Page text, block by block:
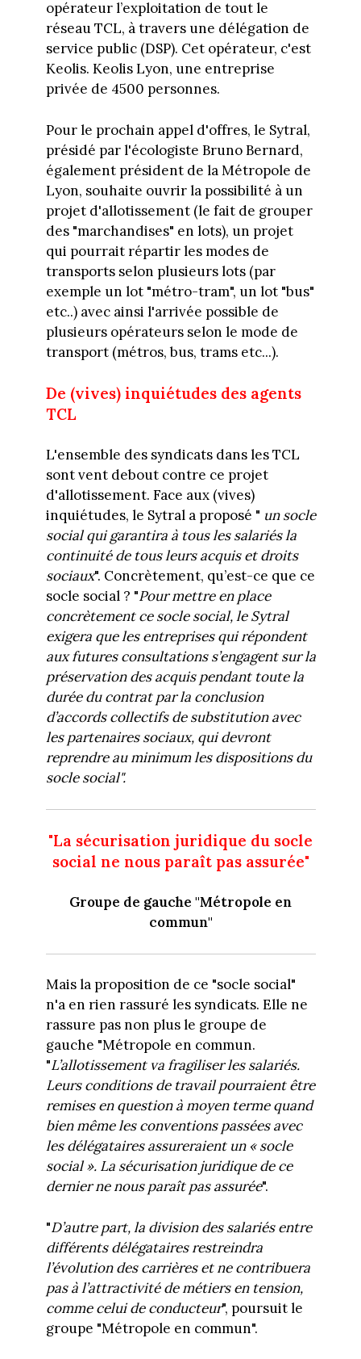
opérateur l’exploitation de tout le
réseau TCL, àtravers une délégation de
service public (DSP). Cet opérateur, c'est
Keolis. Keolis Lyon, une entreprise
privée de 4500 personnes.
Pour le prochain appel d'offres, le Sytral,
présidé par l'écologiste Bruno Bernard,
également président de la Métropole de
Lyon, souhaite ouvrir la possibilité à un
projet d'allotissement (le fait de grouper
des "marchandises" en lots), un projet
qui pourrait répartir les modes de
transports selon plusieurs lots (par
exemple un lot "métro-tram", un lot "bus"
etc..) avec ainsi l'arrivée possible de
plusieurs opérateurs selon le mode de
transport (métros, bus, trams etc...).
De (vives) inquiétudes des agents
TCL
L'ensemble des syndicats dans les TCL
sont vent debout contre ce projet
d'allotissement. Face aux (vives)
inquiétudes, le Sytral a proposé " un socle
social qui garantira à tous les salariés la
continuité de tous leurs acquis et droits
sociaux". Concrètement, qu’est-ce que ce
socle social ? "Pour mettre en place
concrètement ce socle social, le Sytral
exigera que les entreprises qui répondent
aux futures consultations s’engagent sur la
préservation des acquis pendant toute la
durée du contrat par la conclusion
d’accords collectifs de substitution avec
les partenaires sociaux, qui devront
reprendre au minimum les dispositions du
socle social".
"La sécurisation juridique du socle
social ne nous paraît pas assurée"
Groupe de gauche "Métropole en
commun"
Mais la proposition de ce "socle social"
n'a en rien rassuré les syndicats. Elle ne
rassure pas non plus le groupe de
gauche "Métropole en commun.
"L’allotissement va fragiliser les salariés.
Leurs conditions de travail pourraient être
remises enquestion à moyen terme quand
bien même les conventions passées avec
les délégataires assureraient un « socle
social ». La sécurisation juridique de ce
dernier ne nous paraît pas assurée".
"D’autre part,la division des salariés entre
différents délégataires restreindra
l’évolution des carrières et necontribuera
pas à l’attractivité de métiers en tension,
comme celui de conducteur", poursuit le
groupe "Métropole en commun".